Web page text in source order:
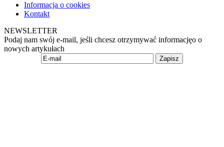
Informacja o cookies
Kontakt
NEWSLETTER
Podaj nam swój e-mail, jeśli chcesz otrzymywać informacjęo o
nowych artykułach
Zapisz